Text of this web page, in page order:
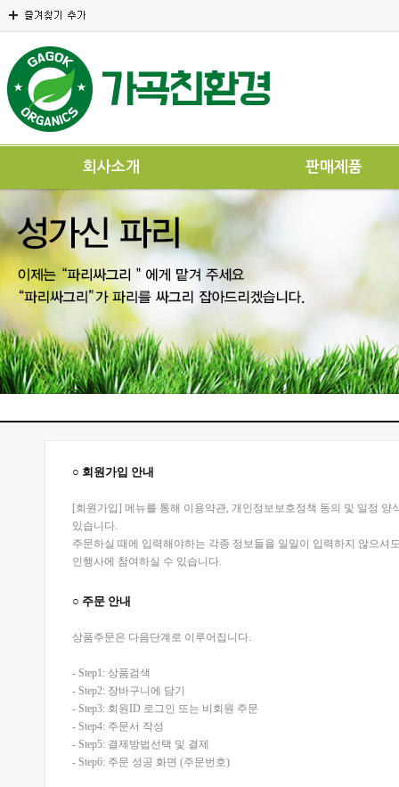
회사소개 판매제품
○ 회원가입 안내
[회원가입] 메뉴를 통해 이용약관, 개인정보보호정책 동의 및 일정
있습니다.
주문하실 때에 입력해야하는 각종 정보들을 일일이 입력하지 않으
인행사에 참여하실 수 있습니다.
○ 주문 안내
상품주문은 다음단계로 이루어집니다.
- Step1: 상품검색
- Step2: 장바구니에 담기
- Step3: 회원ID 로그인 또는 비회원 주문
- Step4: 주문서 작성
- Step5: 결제방법선택 및 결제
- Step6: 주문 성공 화면 (주문번호)